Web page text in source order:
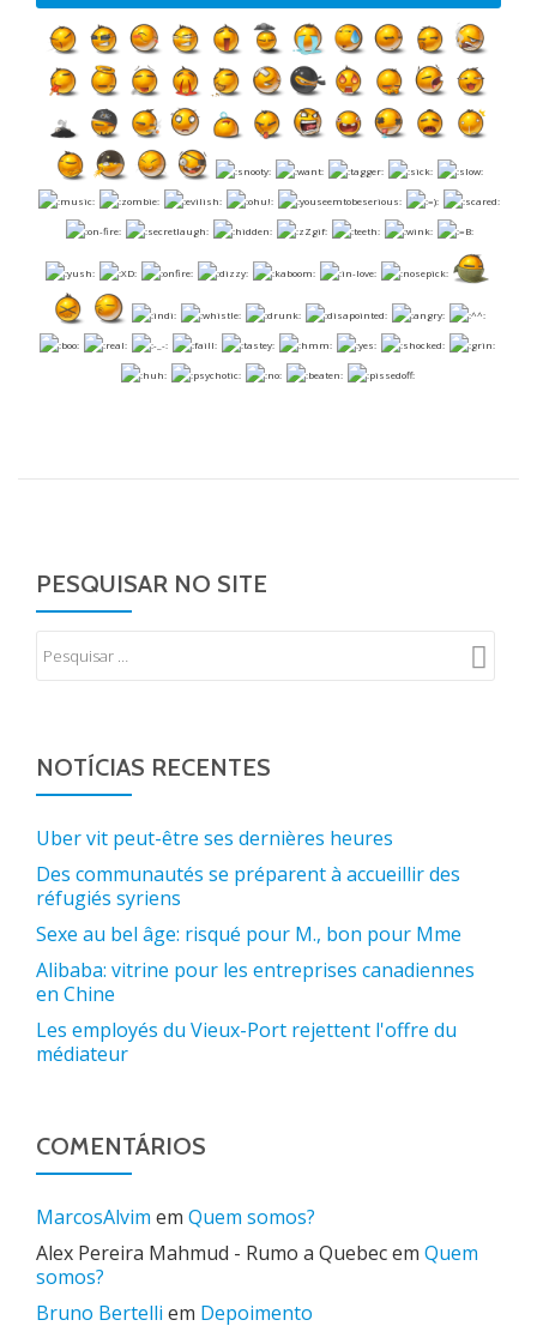
PESQUISAR NO SITE
NOTÍCIAS RECENTES
Uber vit peut-être ses dernières heures
Des communautés se préparent à accueillir des
réfugiés syriens
Sexe au bel âge: risqué pour M., bon pour Mme
Alibaba: vitrine pour les entreprises canadiennes
en Chine
Les employés du Vieux-Port rejettent l'offre du
médiateur
COMENTÁRIOS
MarcosAlvim em Quem somos?
Alex Pereira Mahmud - Rumo a Quebecem Quem
somos?
Bruno Bertelli em Depoimento